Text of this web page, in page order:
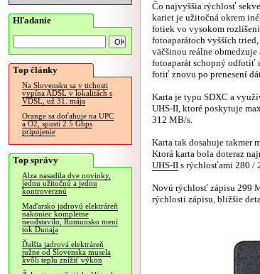
Hľadanie
Top články
Na Slovensku sa v tichosti
vypína ADSL v lokalitách s
VDSL, už 31. mája
Orange sa doťahuje na UPC
a O2, spustí 2.5 Gbps
pripojenie
Top správy
Alza nasadila dve novinky,
jednu užitočnú a jednu
kontroverznú
Maďarsko jadrovú elektráreň
nakoniec kompletne
neodstavilo, Rumunsko mení
tok Dunaja
Ďalšia jadrová elektráreň
južne od Slovenska musela
kvôli teplu znížiť výkon
Čo najvyššia rýchlosť
kariet je užitočná okrem
fotiek vo vysokom
fotoaparátoch vyšších
väčšinou reálne
fotoaparát schopný odfotiť
fotiť znovu po prenesení
Karta je typu SDXC a
UHS-II, ktoré poskytuje
312 MB/s.
Karta tak dosahuje takmer
Ktorá karta bola doteraz
UHS-II s rýchlosťami 280 /
Novú rýchlosť zápisu 299
rýchlosti zápisu, bližšie